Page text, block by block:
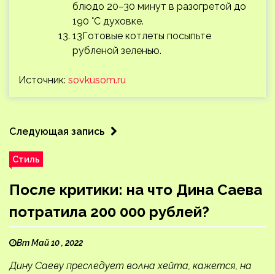
блюдо 20–30 минут в разогретой до
190 °С духовке.
13Готовые котлеты посыпьте
рубленой зеленью.
Источник: sovkusom.ru
Следующая запись
Стиль
После критики: на что Дина Саева
потратила 200 000 рублей?
Вт Май 10 , 2022
Дину Саеву преследует волна хейта, кажется, на